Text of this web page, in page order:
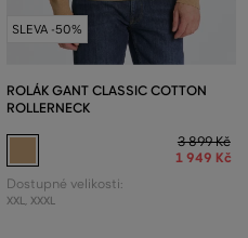
SLEVA -50%
ROLÁK GANT CLASSIC COTTON
ROLLERNECK
3 899 Kč
1 949 Kč
Dostupné velikosti:
XXL, XXXL